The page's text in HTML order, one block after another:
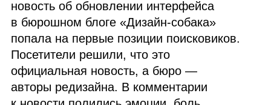
новость об обновлении интерфейса
в бюрошном блоге «Дизайн‑собака»
попала на первые позиции поисковиков.
Посетители решили, что это
официальная новость, а бюро —
авторы редизайна. В комментарии